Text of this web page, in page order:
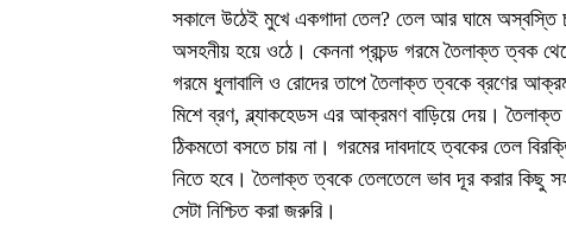
সকালে উঠেই মুখে একগাদা তেল? তেল আর ঘামে
অসহনীয় হয়ে ওঠে। কেননা প্রচন্ড গরমে তৈলাক্ত ত্বক
গরমে ধুলাবালি ও রোদের তাপে তৈলাক্ত ত্বকে ব্রণের
মিশে ব্রণ, ব্ল্যাকহেডস এর আক্রমণ বাড়িয়ে দেয়।
ঠিকমতো বসতে চায় না। গরমের দাবদাহে ত্বকের তেল
নিতে হবে। তৈলাক্ত ত্বকে তেলতেলে ভাব দূর করার কিছু
সেটা নিশ্চিত করা জরুরি।